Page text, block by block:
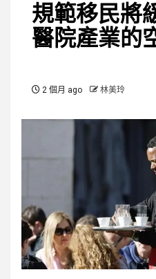
規範移民將
醫院產業的
2 個月 ago 林美玲